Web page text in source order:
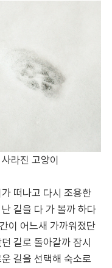
라진 고양이
떠나고 다시 조용한
길을 다 가 볼까 하다
이 어느새 가까워졌단
길로 돌아갈까 잠시
길을 선택해 숙소로